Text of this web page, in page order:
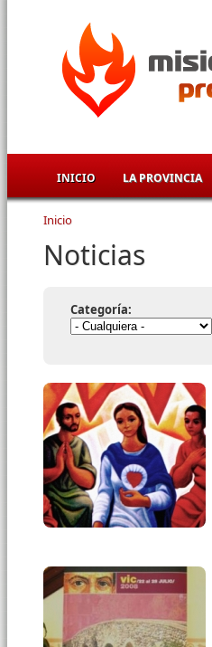
INICIO LA PROVINCIA
Se encuentra
Inicio
Noticias
Categoría: